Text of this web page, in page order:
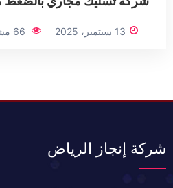
13 سبتمبر، 2025 66 مشاهدات
شركة إنجاز الرياض